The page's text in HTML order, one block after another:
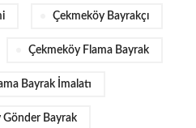
Çekmeköy Bayrakçı
Çekmeköy Flama Bayrak
Bayrak İmalatı
Gönder Bayrak